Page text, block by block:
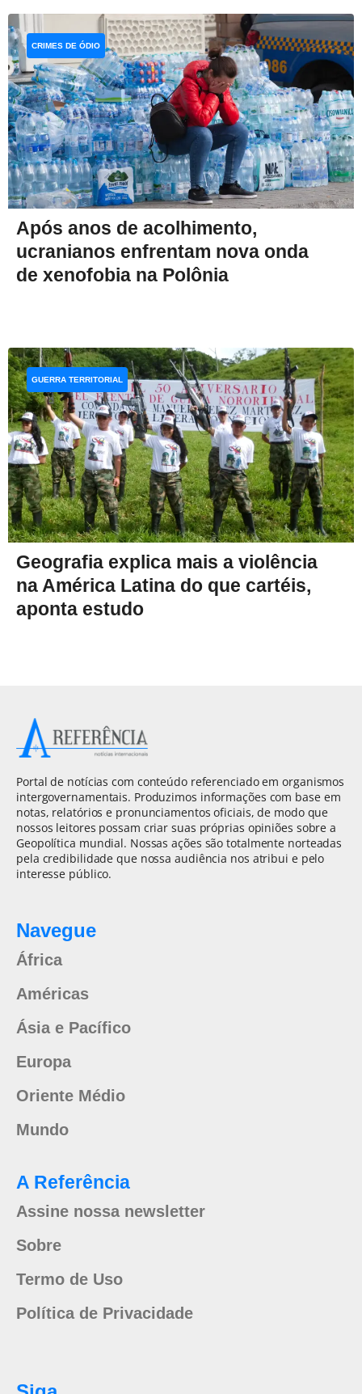
Após anos de acolhimento,
ucranianos enfrentam nova onda
de xenofobia na Polônia
CRIMES DE ÓDIO
Geografia explica mais a violência
na América Latina do que cartéis,
aponta estudo
GUERRA TERRITORIAL
Portal de notícias com conteúdo referenciado em organismos
intergovernamentais. Produzimos informações com base em
notas, relatórios e pronunciamentos oficiais, de modo que
nossos leitores possam criar suas próprias opiniões sobre a
Geopolítica mundial. Nossas ações são totalmente norteadas
pela credibilidade que nossa audiência nos atribui e pelo
interesse público.
Navegue
África
Américas
Ásia e Pacífico
Europa
Oriente Médio
Mundo
A Referência
Assine nossa newsletter
Sobre
Termo de Uso
Política de Privacidade